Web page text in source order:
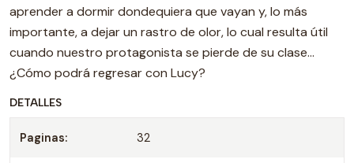
aprender a dormir dondequiera que vayan y, lo más
importante, a dejar un rastro de olor, lo cual resulta útil
cuando nuestro protagonista se pierde de su clase...
¿Cómo podrá regresar con Lucy?
DETALLES
Paginas: 32